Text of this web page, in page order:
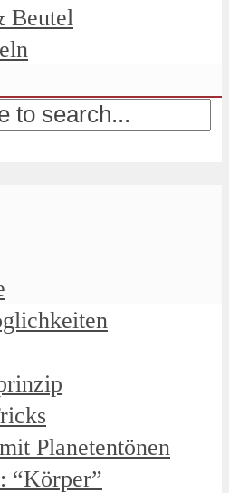
Beutel
Planetentönen
“Körper”